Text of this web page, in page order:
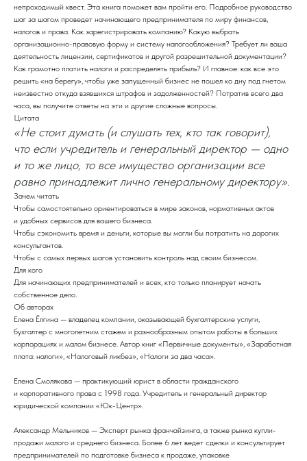
непроходимый квест. Эта книга поможет вам пройти его. Подробное руководство
шаг за шагом проведет начинающего предпринимателя по миру финансов,
налогов и права. Как зарегистрировать компанию? Какую выбрать
организационно-правовую форму и систему налогообложения? Требует ли ваша
деятельность лицензии, сертификатов и другой разрешительной документации?
Как грамотно платить налоги и распределять прибыль? И главное: как все это
решить «на берегу», чтобы уже запущенный бизнес не пошел ко дну под гнетом
неизвестно откуда взявшихся штрафов и задолженностей? Потратив всего два
часа, вы получите ответы на эти и другие сложные вопросы.
Цитата
«Не стоит думать (и слушать тех, кто так говорит),
что если учредитель и генеральный директор — одно
и то же лицо, то все имущество организации все
равно принадлежит лично генеральному директору».
Зачем читать
Чтобы самостоятельно ориентироваться в мире законов, нормативных актов
и удобных сервисов для вашего бизнеса.
Чтобы сэкономить время и деньги, которые вы могли бы потратить на дорогих
консультантов.
Чтобы с самых первых шагов установить контроль над своим бизнесом.
Для кого
Для начинающих предпринимателей и всех, кто только планирует начать
собственное дело.
Об авторах
Елена Ёлгина — владелец компании, оказывающей бухгалтерские услуги,
бухгалтер с многолетним стажем и разнообразным опытом работы в больших
корпорациях и малом бизнесе. Автор книг «Первичные документы», «Заработная
плата: налоги», «Налоговый ликбез», «Налоги за два часа».
Елена Смолякова — практикующий юрист в области гражданского
и корпоративного права с 1998 года. Учредитель и генеральный директор
юридической компании «Юк-Центр».
Александр Мельников — Эксперт рынка франчайзинга, а также рынка купли-
продажи малого и среднего бизнеса. Более 6 лет ведет сделки и консультирует
предпринимателей по подготовке бизнеса к продаже, упаковке